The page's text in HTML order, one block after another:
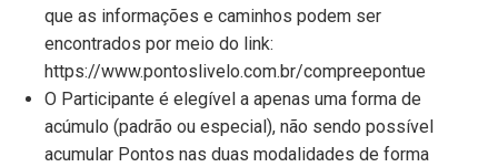
que as informações e caminhos podem ser
encontrados por meio do link:
https://www.pontoslivelo.com.br/compreepontue
O Participante é elegível a apenas uma forma de
acúmulo (padrão ou especial), não sendo possível
acumular Pontos nas duas modalidades de forma